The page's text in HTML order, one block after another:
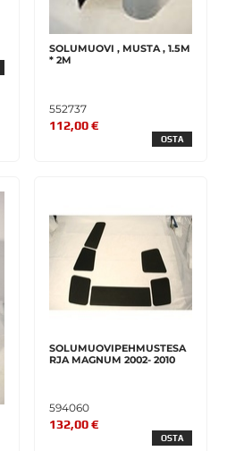
SOLUMUOVI , MUSTA , 1.5M
* 2M
552737
112,00 €
OSTA
SOLUMUOVIPEHMUSTESA
RJA MAGNUM 2002- 2010
594060
132,00 €
OSTA